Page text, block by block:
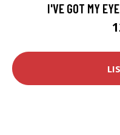
I'VE GOT MY